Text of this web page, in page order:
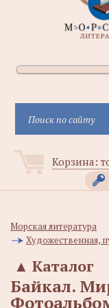
Корзина:
Морская литература
Художественная,
Каталог
▲
Байкал.